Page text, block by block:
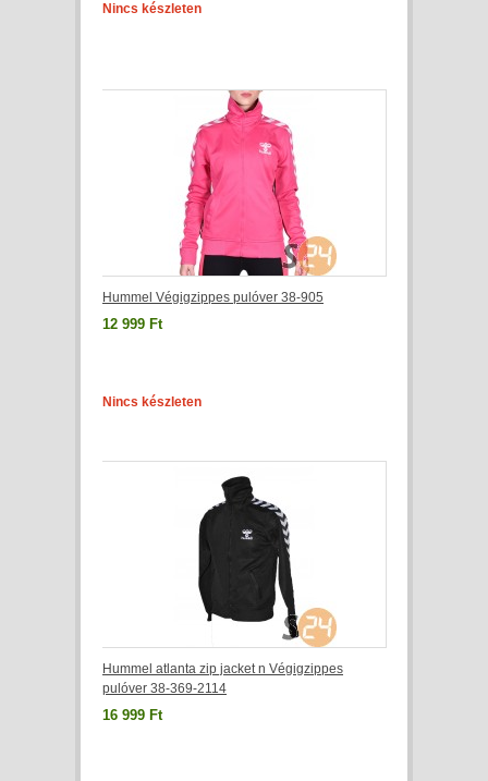
Nincs készleten
Hummel Végigzippes pulóver 38-905
12 999 Ft
Nincs készleten
Hummel atlanta zip jacket n Végigzippes
pulóver 38-369-2114
16 999 Ft